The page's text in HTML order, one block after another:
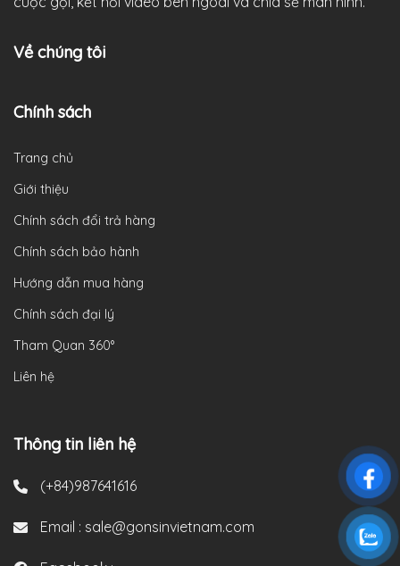
Về chúng tôi
Chính sách
Trang chủ
Giới thiệu
Chính sách đổi trả hàng
Chính sách bảo hành
Hướng dẫn mua hàng
Chính sách đại lý
Tham Quan 360°
Liên hệ
Thông tin liên hệ
(+84)987641616
Email : sale@gonsinvietnam.com